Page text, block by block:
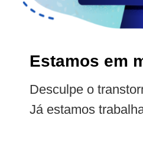
Estamos em
Desculpe o
Já estamos